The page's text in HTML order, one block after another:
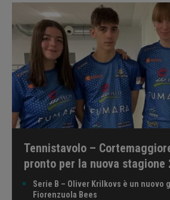
Tennistavolo –
pronto per la nuova stagione
Serie B – Oliver Krilkovs è un nuovo
Fiorenzuola Bees